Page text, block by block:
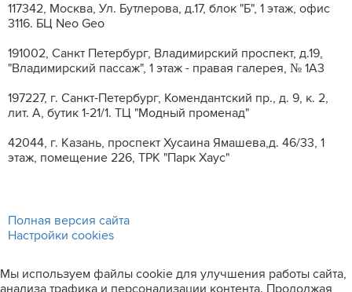
117342, Москва, Ул. Бутлерова, д.17, блок "Б", 1 этаж, офис
3116. БЦ Neo Geo
191002, Санкт Петербург, Владимирский проспект, д.19,
"Владимирский пассаж", 1 этаж - правая галерея, № 1А3
197227, г. Санкт-Петербург, Комендантский пр., д. 9, к. 2,
лит. A, бутик 1-21/1. ТЦ "Модный променад"
42044, г. Казань, проспект Хусаина Ямашева,д. 46/33, 1
этаж, помещение 226, ТРК "Парк Хаус"
Полная версия сайта
Настройки cookies
Мы используем файлы cookie для улучшения работы сайта,
анализа трафика и персонализации контента. Продолжая